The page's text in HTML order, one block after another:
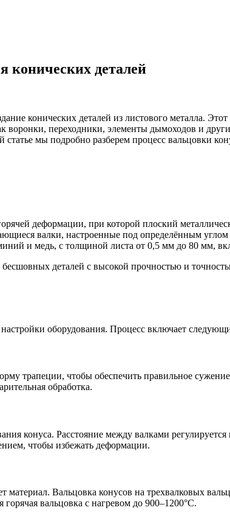
конических деталей
конических деталей из листового металла.
воронки, переходники, элементы дымоходов и
мы подробно разберем процесс вальцовки
деформации, при которой плоский
валки, настроенные под определённым
и медь, с толщиной листа от 0,5 мм до 80 мм,
деталей с высокой прочностью и
оборудования. Процесс включает
трапеции, чтобы обеспечить правильное
обработка.
конуса. Расстояние между валками
чтобы избежать деформации.
Вальцовка конусов на трехвалковых
вальцовка с нагревом до 900–1200°C.